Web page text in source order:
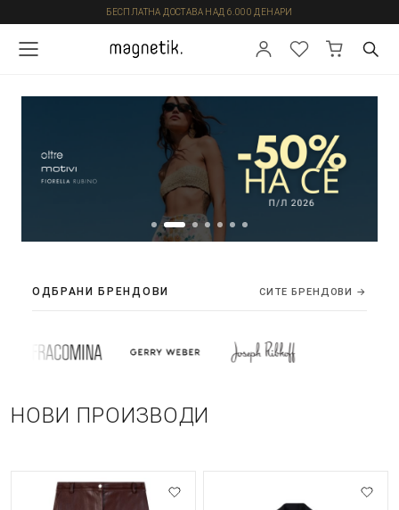
БЕСПЛАТНА ДОСТАВА НАД 6.000 ДЕНАРИ
ОДБРАНИ БРЕНДОВИ СИТЕ БРЕНДОВИ →
НОВИ ПРОИЗВОДИ